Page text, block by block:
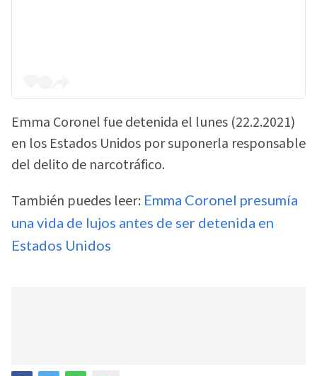
Emma Coronel fue detenida el lunes (22.2.2021)
en los Estados Unidos por suponerla responsable
del delito de narcotráfico.
También puedes leer: Emma Coronel presumía
una vida de lujos antes de ser detenida en
Estados Unidos